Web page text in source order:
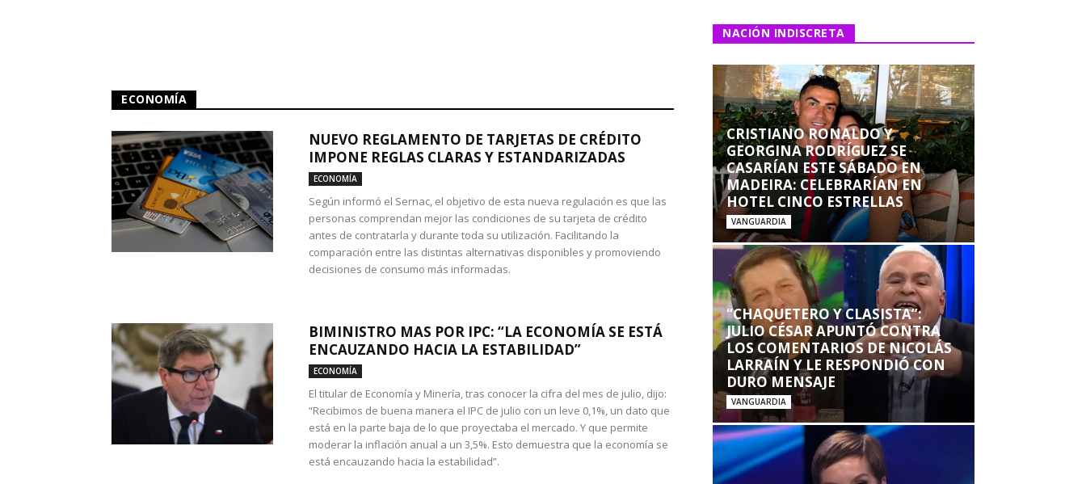
ECONOMÍA
NUEVO REGLAMENTO DE TARJETAS DE CRÉDITO
IMPONE REGLAS CLARAS Y ESTANDARIZADAS
ECONOMÍA
Según informó el Sernac, el objetivo de esta nueva regulación es que las
personas comprendan mejor las condiciones de su tarjeta de crédito
antes de contratarla y durante toda su utilización. Facilitando la
comparación entre las distintas alternativas disponibles y promoviendo
decisiones de consumo más informadas.
BIMINISTRO MAS POR IPC: “LA ECONOMÍA SE ESTÁ
ENCAUZANDO HACIA LA ESTABILIDAD”
ECONOMÍA
El titular de Economía y Minería, tras conocer la cifra del mes de julio, dijo:
“Recibimos de buena manera el IPC de julio con un leve 0,1%, un dato que
está en la parte baja de lo que proyectaba el mercado. Y que permite
moderar la inflación anual a un 3,5%. Esto demuestra que la economía se
está encauzando hacia la estabilidad”.
NACIÓN INDISCRETA
CRISTIANO RONALDO Y
GEORGINA RODRÍGUEZ SE
CASARÍAN ESTE SÁBADO EN
MADEIRA: CELEBRARÍAN EN
HOTEL CINCO ESTRELLAS
VANGUARDIA
“CHAQUETERO Y CLASISTA”:
JULIO CÉSAR APUNTÓ CONTRA
LOS COMENTARIOS DE NICOLÁS
LARRAÍN Y LE RESPONDIÓ CON
DURO MENSAJE
VANGUARDIA